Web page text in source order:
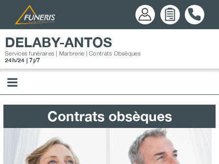
contenu
DELABY-ANTOS
Services funéraires | Marbrerie | Contrats Obsèques
24h/24 | 7j/7
Contrats obsèques